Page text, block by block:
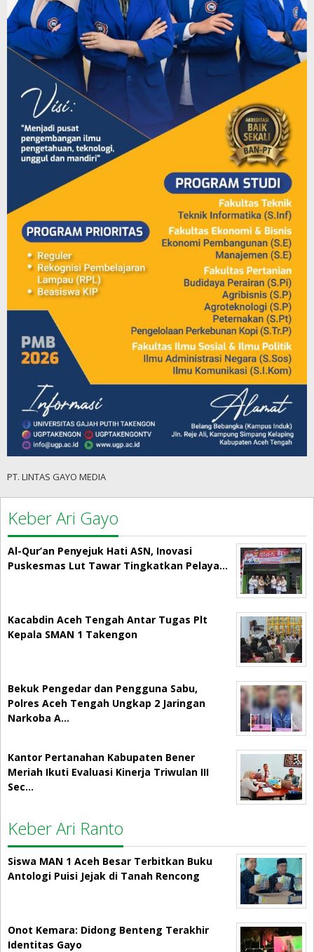
PT. LINTAS GAYO MEDIA
Keber Ari Gayo
Al-Qur’an Penyejuk Hati ASN, Inovasi
Puskesmas Lut Tawar Tingkatkan Pelaya…
Kacabdin Aceh Tengah Antar Tugas Plt
Kepala SMAN 1 Takengon
Bekuk Pengedar dan Pengguna Sabu,
Polres Aceh Tengah Ungkap 2 Jaringan
Narkoba A…
Kantor Pertanahan Kabupaten Bener
Meriah Ikuti Evaluasi Kinerja Triwulan III
Sec…
Keber Ari Ranto
Siswa MAN 1 Aceh Besar Terbitkan Buku
Antologi Puisi Jejak di Tanah Rencong
Onot Kemara: Didong Benteng Terakhir
Identitas Gayo